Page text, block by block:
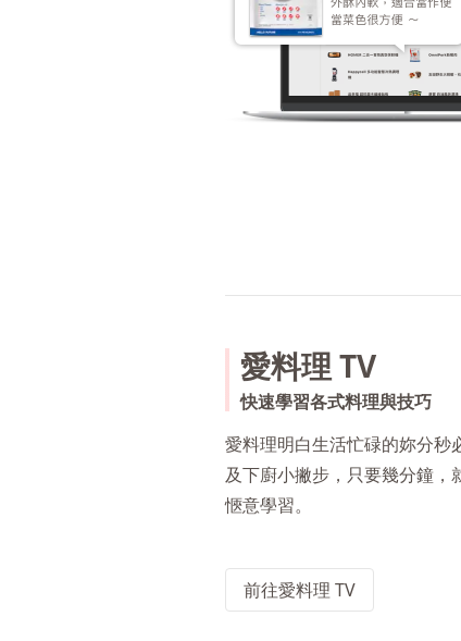
愛料理 TV
快速學習各式料理與技巧
愛料理明白生活忙碌的妳分秒
及下廚小撇步，只要幾分鐘，
愜意學習。
前往愛料理 TV